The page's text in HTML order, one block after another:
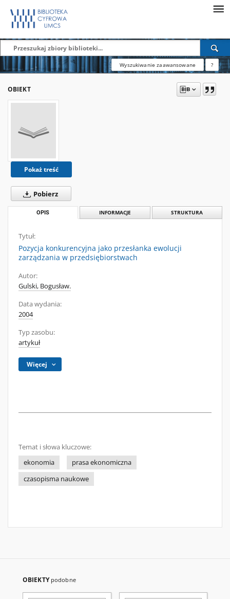
Wyszukiwanie zaawansowane ?
OBIEKT
Pokaż treść
Pobierz
OPIS INFORMACJE STRUKTURA
Tytuł:
Pozycja konkurencyjna jako przesłanka ewolucji
zarządzania w przedsiębiorstwach
Autor:
Gulski, Bogusław.
Data wydania:
2004
Typ zasobu:
artykuł
Więcej
Temat i słowa kluczowe:
ekonomia
prasa ekonomiczna
czasopisma naukowe
OBIEKTY podobne